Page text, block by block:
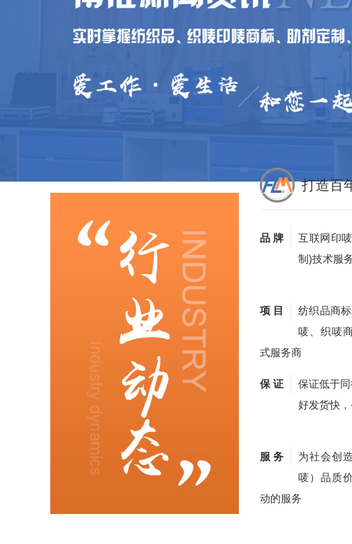
打造百
品 牌
互联网印
制)技术服
项 目
纺织品商
唛、织唛
式服务商
保 证
保证低于
好发货快
服 务
为社会创
唛）品质
动的服务